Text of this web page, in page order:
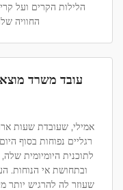
הלילות הקרים ועל
החוויה
עובד משרד
אמילי, שעובדת שעות
רגליים נפוחות בסוף
לתוכנית היומיומית
ובתחושת אי הנוחות.
שעוזר לה להרגיש יותר